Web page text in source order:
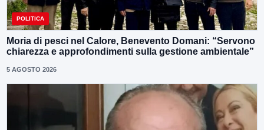
POLITICA
Moria di pesci nel Calore, Benevento Domani: “Servono
chiarezza e approfondimenti sulla gestione ambientale”
5 AGOSTO 2026